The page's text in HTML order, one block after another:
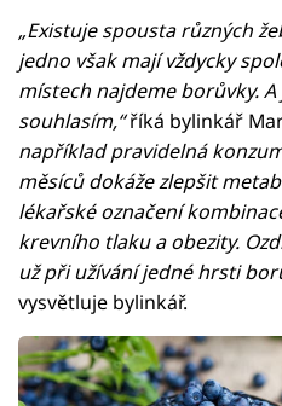
„Existuje spousta různých
jedno však mají vždycky
místech najdeme borůvky.
souhlasím,“říká bylinkář
například pravidelná
měsíců dokáže zlepšit
lékařské označení
krevního tlaku a obezity.
už při užívání jedné hrsti
vysvětluje bylinkář.